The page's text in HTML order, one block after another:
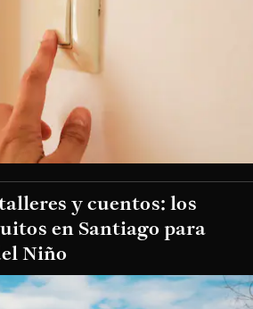
y cuentos: los
en Santiago para
Niño